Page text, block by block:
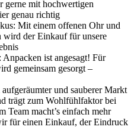
gerne mit hochwertigen
genau richtig
Mit einem offenen Ohr und
wird der Einkauf für unsere
ist angesagt! Für
gemeinsam gesorgt –
und sauberer Markt
trägt zum Wohlfühlfaktor bei
Team macht’s einfach mehr
für einen Einkauf, der Eindruck